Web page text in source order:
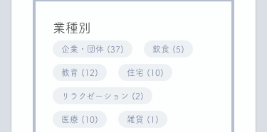
業種別
企業・団体 (37) 飲食 (5)
教育 (12) 住宅 (10)
リラクゼーション (2)
医療 (10) 雑貨 (1)